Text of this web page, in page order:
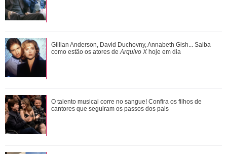
Além de Ariana Grande, confira famosas que já foram
criticadas pelos corpos magros (e rebat...
Ariana Grande faz desabafo em show sobre decisão de
pausar a carreira: Não foi uma reação...
Gillian Anderson, David Duchovny, Annabeth Gish... Saiba
como estão os atores de Arquivo X hoje em dia
O talento musical corre no sangue! Confira os filhos de
cantores que seguiram os passos dos pais